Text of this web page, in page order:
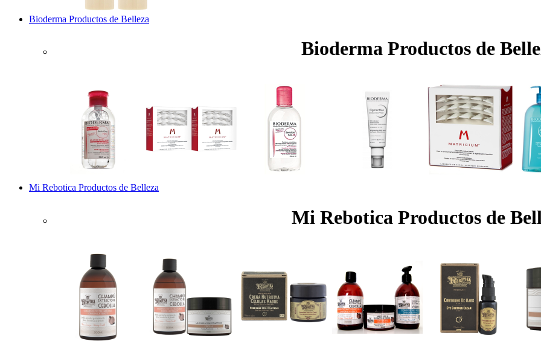
Bioderma Productos de Belleza
Bioderma Productos de
Mi Rebotica Productos de Belleza
Mi Rebotica Productos de